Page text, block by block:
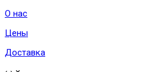
О нас
Цены
Доставка